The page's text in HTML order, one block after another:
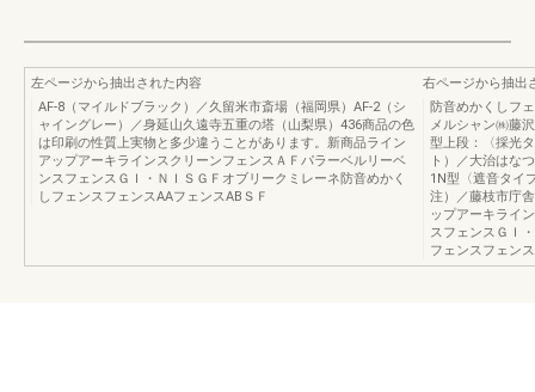
左ページから抽出された内容
AF-8（マイルドブラック）／久留米市斎場（福岡県）AF-2（シ
ャイングレー）／身延山久遠寺五重の塔（山梨県）436商品の色
は印刷の性質上実物と多少違うことがあります。新商品ライン
アップアーキラインスクリーンフェンスＡＦパラーベルリーベ
ンスフェンスＧＩ・ＮＩＳＧＦオブリークミレーネ防音めかく
しフェンスフェンスAAフェンスABＳＦ
右ページから抽出
防音めかくしフ
メルシャン㈱藤
型上段：〈採光
ト）／大治はな
1N型〈遮音タイ
注）／藤枝市庁
ップアーキライ
スフェンスＧＩ
フェンスフェン